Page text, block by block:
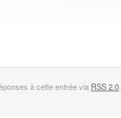
à cette entrée via RSS 2.0.